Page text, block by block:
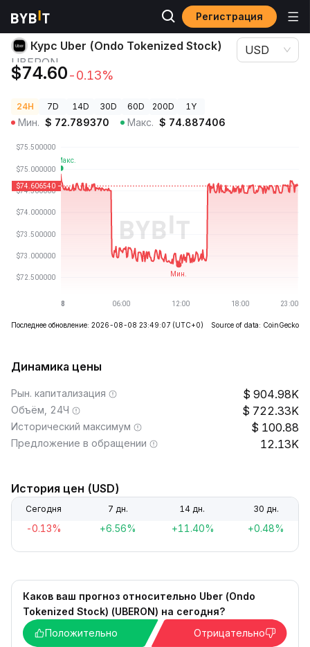
Регистрация
Цены криптовалют Курс Uber (Ondo Tokenized Stock) UBERON
Курс Uber (Ondo Tokenized Stock)
UBERON
$74.60-0.13%
USD
24H 7D 14D 30D 60D 200D 1Y
Мин. $ 72.789370 Макс. $ 74.887406
Последнее обновление: 2026-08-08 23:49:07 (UTC+0) Source of data: CoinGecko
Динамика цены
Рын. капитализация 904.98K
Объём, 24Ч 722.33K
Исторический максимум 100.88
Предложение в обращении 12.13K
История цен (USD)
Сегодня 7 дн. 14 дн. 30 дн.
-0.13% +6.56% +11.40% +0.48%
Каков ваш прогноз относительно Uber (Ondo
Tokenized Stock) (UBERON) на сегодня?
Положительно
Отрицательно